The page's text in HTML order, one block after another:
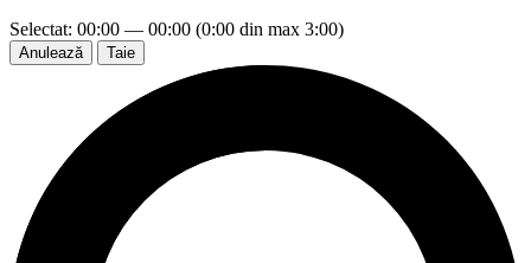
Selectat: 00:00 — 00:00 (0:00 din max 3:00)
Anulează Taie